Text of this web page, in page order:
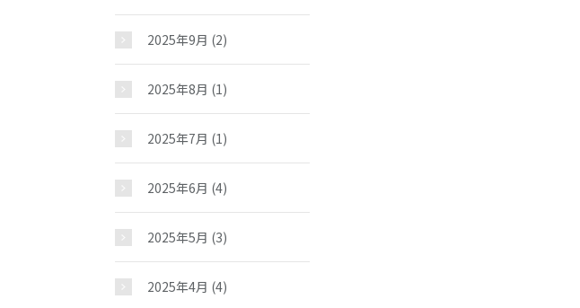
2025年9月 (2)
2025年8月 (1)
2025年7月 (1)
2025年6月 (4)
2025年5月 (3)
2025年4月 (4)